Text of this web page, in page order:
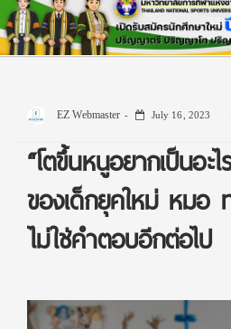
EZ Webmaster July 16, 2023
“โตขึ้นหนูอยากเป็นอะ
ของเด็กยุคใหม่ หมอ
ไม่ใช่คำตอบอีกต่อไป